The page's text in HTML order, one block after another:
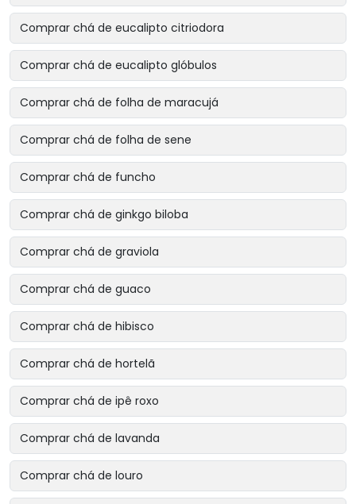
Comprar chá de eucalipto citriodora
Comprar chá de eucalipto glóbulos
Comprar chá de folha de maracujá
Comprar chá de folha de sene
Comprar chá de funcho
Comprar chá de ginkgo biloba
Comprar chá de graviola
Comprar chá de guaco
Comprar chá de hibisco
Comprar chá de hortelã
Comprar chá de ipê roxo
Comprar chá de lavanda
Comprar chá de louro